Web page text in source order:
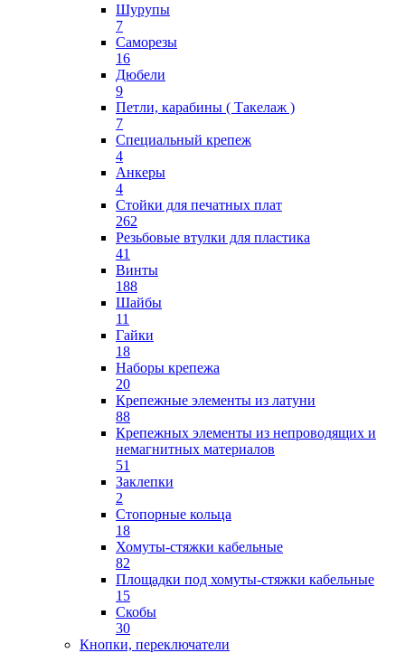
Шурупы
7
Саморезы
16
Дюбели
9
Петли, карабины ( Такелаж )
7
Специальный крепеж
4
Анкеры
4
Стойки для печатных плат
262
Резьбовые втулки для пластика
41
Винты
188
Шайбы
11
Гайки
18
Наборы крепежа
20
Крепежные элементы из латуни
88
Крепежных элементы из непроводящих и
немагнитных материалов
51
Заклепки
2
Стопорные кольца
18
Хомуты-стяжки кабельные
82
Площадки под хомуты-стяжки кабельные
15
Скобы
30
Кнопки, переключатели